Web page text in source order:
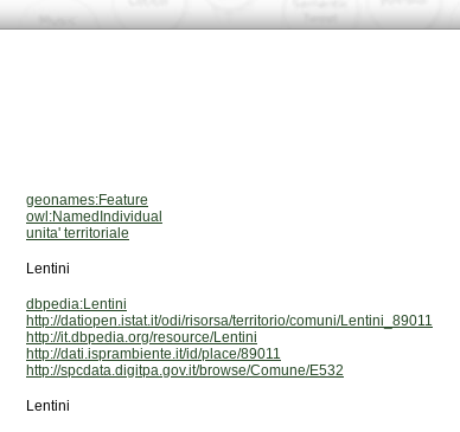
geonames:Feature
owl:NamedIndividual
unita' territoriale
Lentini
dbpedia:Lentini
http://datiopen.istat.it/odi/risorsa/territorio/comuni/Lentini_89011
http://it.dbpedia.org/resource/Lentini
http://dati.isprambiente.it/id/place/89011
http://spcdata.digitpa.gov.it/browse/Comune/E532
Lentini